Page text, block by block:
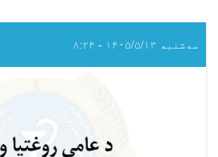
سه‌شنبه ۱۴۰۵/۵/۱۳ - ۸:۲۴